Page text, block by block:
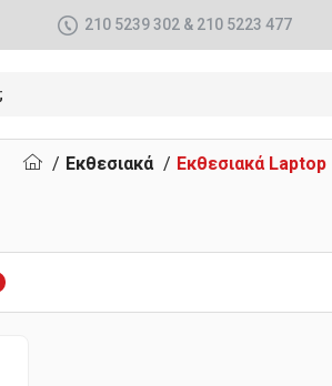
210 5239 302 & 210 5223 477
Εκθεσιακά Εκθεσιακά Laptop